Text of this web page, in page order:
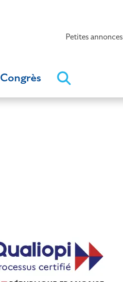
Petites annonces
Congrès